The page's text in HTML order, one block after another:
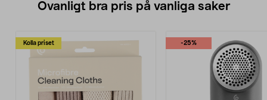
Ovanligt bra pris på vanliga saker
Kolla priset -25%